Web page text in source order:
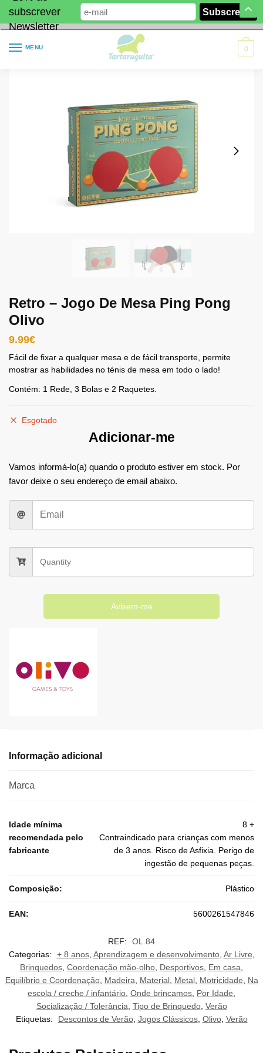
subscrever
Newsletter
MENU 0
Retro – Jogo De Mesa Ping Pong
Olivo
9.99€
Fácil de fixar a qualquer mesa e de fácil transporte, permite
mostrar as habilidades no ténis de mesa em todo o lado!
Contém: 1 Rede, 3 Bolas e 2 Raquetes.
Esgotado
Adicionar-me
Vamos informá-lo(a) quando o produto estiver em stock. Por
favor deixe o seu endereço de email abaixo.
Avisem-me
Informação adicional
Marca
Idade mínima
recomendada pelo
fabricante
8 +
Contraindicado para crianças com menos
de 3 anos. Risco de Asfixia. Perigo de
ingestão de pequenas peças.
Composição: Plástico
EAN: 5600261547846
REF:
OL.84
Categorias:
+ 8 anos, Aprendizagem e desenvolvimento, Ar Livre
Brinquedos Coordenação mão-olho Desportivos Em casa
Equilíbrio e Coordenação, Madeira Material, Metal, Motricidade
Na
escola / creche / infantário Onde brincamos Por Idade
Socialização / Tolerância Tipo de Brinquedo, Verão
Etiquetas:
Descontos de Verão, Jogos Clássicos, Olivo, Verão